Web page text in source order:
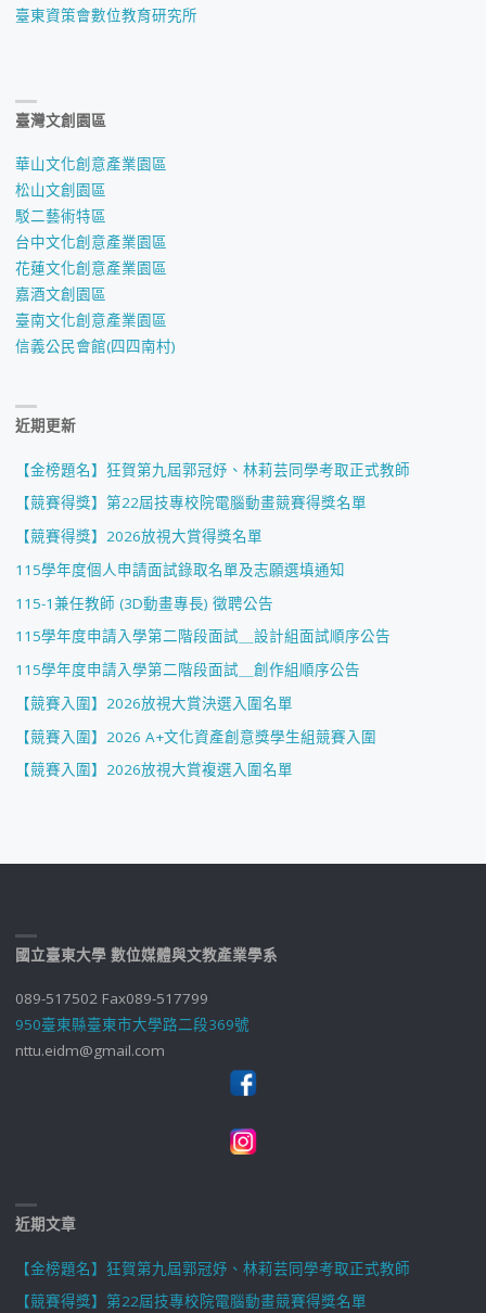
臺東資策會數位教育研究所
臺灣文創園區
華山文化創意產業園區
松山文創園區
駁二藝術特區
台中文化創意產業園區
花蓮文化創意產業園區
嘉酒文創園區
臺南文化創意產業園區
信義公民會館(四四南村)
近期更新
【金榜題名】狂賀第九屆郭冠妤、林莉芸同學考取正式教師
【競賽得獎】第22屆技專校院電腦動畫競賽得獎名單
【競賽得獎】2026放視大賞得獎名單
115學年度個人申請面試錄取名單及志願選填通知
115-1兼任教師 (3D動畫專長) 徵聘公告
115學年度申請入學第二階段面試＿設計組面試順序公告
115學年度申請入學第二階段面試＿創作組順序公告
【競賽入圍】2026放視大賞決選入圍名單
【競賽入圍】2026 A+文化資產創意獎學生組競賽入圍
【競賽入圍】2026放視大賞複選入圍名單
國立臺東大學 數位媒體與文教產業學系
089-517502 Fax089-517799
950臺東縣臺東市大學路二段369號
nttu.eidm@gmail.com
近期文章
【金榜題名】狂賀第九屆郭冠妤、林莉芸同學考取正式教師
【競賽得獎】第22屆技專校院電腦動畫競賽得獎名單